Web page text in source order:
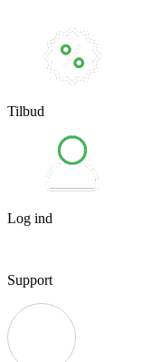
Tilbud
Log ind
Support